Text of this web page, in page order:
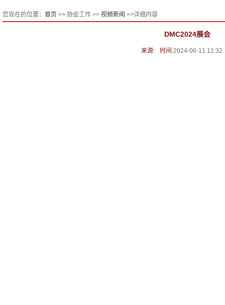
您现在的位置： 首页 >> 协会工作 >> 视频新闻 >>详细内容
DMC2024展会
来源: 时间:2024-06-11 11:32